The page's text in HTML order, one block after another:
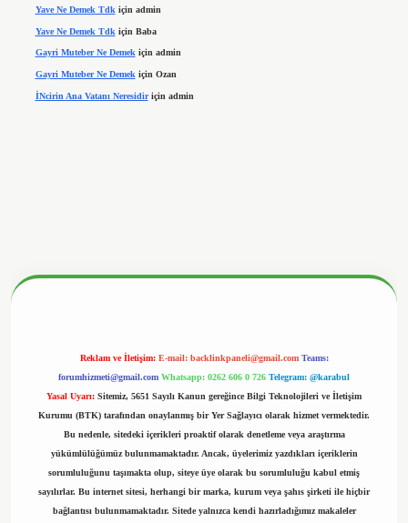
Yave Ne Demek Tdk için admin
Yave Ne Demek Tdk için Baba
Gayri Muteber Ne Demekiçin admin
Gayri Muteber Ne Demek için Ozan
İNcirin Ana Vatanı Neresidiriçin admin
Reklam ve İletişim: E-mail: backlinkpaneli@gmail.com Teams:
forumhizmeti@gmail.com Whatsapp: 0262 606 0 726 Telegram: @karabul
Yasal Uyarı: Sitemiz, 5651 Sayılı Kanun gereğince Bilgi Teknolojileri ve İletişim
Kurumu (BTK) tarafından onaylanmış bir Yer Sağlayıcı olarak hizmet vermektedir.
Bu nedenle, sitedeki içerikleri proaktif olarak denetleme veya araştırma
yükümlülüğümüz bulunmamaktadır. Ancak, üyelerimiz yazdıkları içeriklerin
sorumluluğunu taşımakta olup, siteye üye olarak bu sorumluluğu kabul etmiş
sayılırlar. Bu internet sitesi, herhangi bir marka, kurum veya şahıs şirketi ile hiçbir
bağlantısı bulunmamaktadır. Sitede yalnızca kendi hazırladığımız makaleler